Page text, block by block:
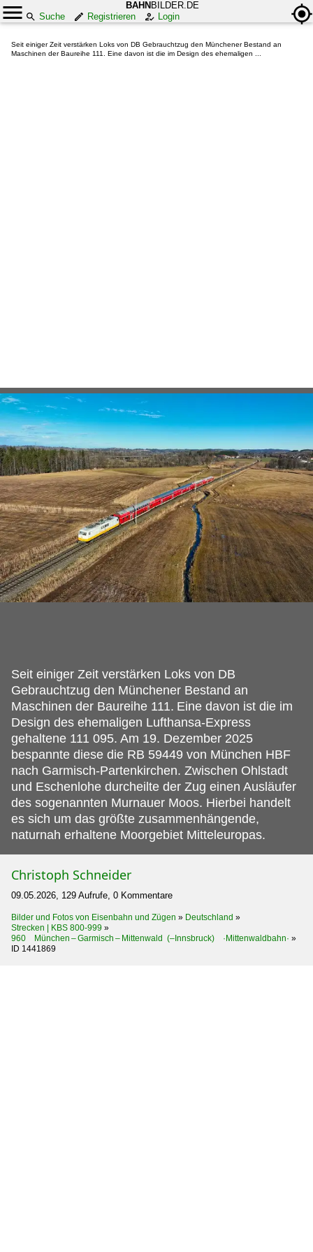
BAHN BILDER.DE
Suche
Registrieren Login
Seit einiger Zeit verstärken Loks von DB Gebrauchtzug den Münchener Bestand an
Maschinen der Baureihe 111. Eine davon ist die im Design des ehemaligen ...
Seit einiger Zeit verstärken Loks von DB
Gebrauchtzug den Münchener Bestand an
Maschinen der Baureihe 111. Eine davon ist die im
Design des ehemaligen Lufthansa-Express
gehaltene 111 095. Am 19. Dezember 2025
bespannte diese die RB 59449 von München HBF
nach Garmisch-Partenkirchen. Zwischen Ohlstadt
und Eschenlohe durcheilte der Zug einen Ausläufer
des sogenannten Murnauer Moos. Hierbei handelt
es sich um das größte zusammenhängende,
naturnah erhaltene Moorgebiet Mitteleuropas.
Christoph Schneider
09.05.2026, 129 Aufrufe, 0 Kommentare
Bilder und Fotos von Eisenbahn und Zügen » Deutschland »
Strecken | KBS 800-999 »
960 München – Garmisch – Mittenwald (–Innsbruck) ·Mittenwaldbahn· »
ID 1441869